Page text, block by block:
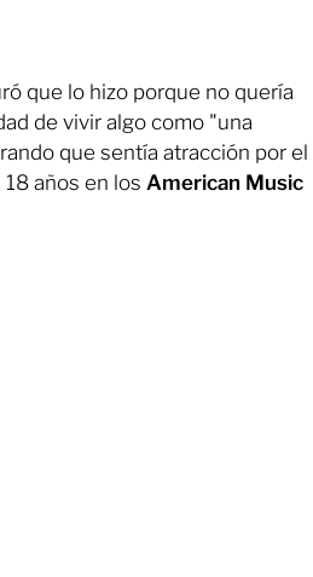
que lo hizo porque no quería
de vivir algo como "una
que sentía atracción por el
años en los American Music